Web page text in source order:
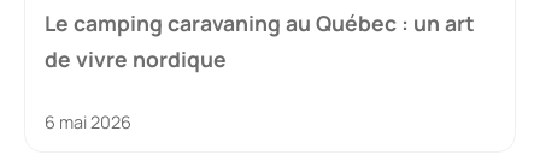
Le camping caravaning au Québec : un art
de vivre nordique
6 mai 2026